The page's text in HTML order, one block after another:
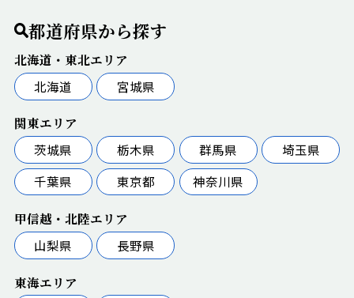
都道府県から探す
北海道・東北エリア
北海道
宮城県
関東エリア
茨城県
栃木県 群馬県
埼玉県
千葉県
東京都 神奈川県
甲信越・北陸エリア
山梨県
長野県
東海エリア